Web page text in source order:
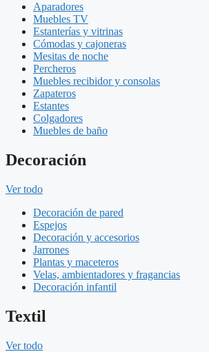
Aparadores
Muebles TV
Estanterías y vitrinas
Cómodas y cajoneras
Mesitas de noche
Percheros
Muebles recibidor y consolas
Zapateros
Estantes
Colgadores
Muebles de baño
Decoración
Ver todo
Decoración de pared
Espejos
Decoración y accesorios
Jarrones
Plantas y maceteros
Velas, ambientadores y fragancias
Decoración infantil
Textil
Ver todo